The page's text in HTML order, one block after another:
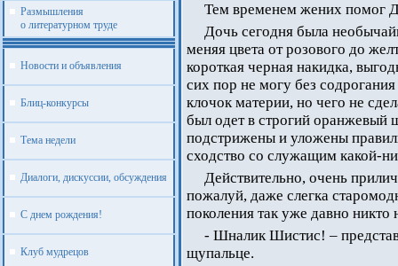
Размышления
о литературном труде
Новости и объявления
Блиц-конкурсы
Тема недели
Диалоги, дискуссии, обсуждения
С днем рождения!
Клуб мудрецов
Тем временем жених помог
Дочь сегодня была
меняя цвета от розового до
короткая черная накидка,
сих пор не могу без содрогания
клочок материи, но чего не
был одет в строгий оранжевый
подстрижены и уложены
сходство со служащим какой-
Действительно, очень
пожалуй, даже слегка
поколения так уже давно никто
- Шналик Шистис! –
щупальце.